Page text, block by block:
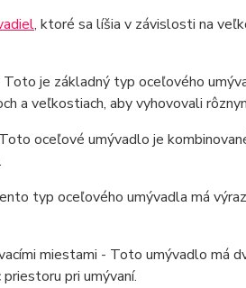
, ktoré sa líšia v závislosti na
je základný typ oceľového
a veľkostiach, aby vyhovovali
oceľové umývadlo je
typ oceľového umývadla má
miestami - Toto umývadlo má
pri umývaní.